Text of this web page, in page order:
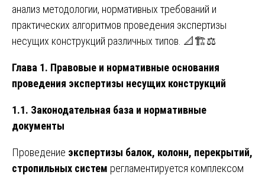
анализ методологии, нормативных требований и
практических алгоритмов проведения экспертизы
несущих конструкций различных типов. 📐🏗️⚖️
Глава 1. Правовые и нормативные основания
проведения экспертизы несущих конструкций
1.1. Законодательная база и нормативные
документы
Проведение экспертизы балок, колонн, перекрытий,
стропильных систем регламентируется комплексом